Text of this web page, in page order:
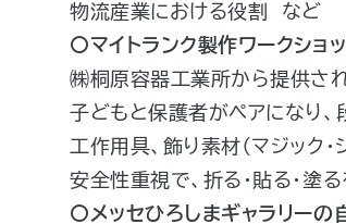
物流産業における役割 など
〇マイトランク製作ワークショ
㈱桐原容器工業所から提供さ
子どもと保護者がペアになり、
工作用具、飾り素材（マジック
安全性重視で、折る・貼る・塗
〇メッセひろしまギャラリーの